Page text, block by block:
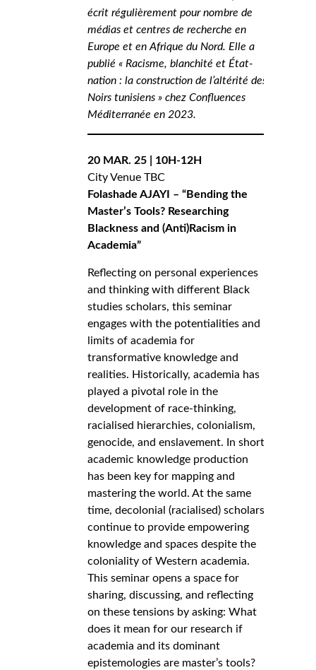
écrit régulièrement pour nombre de
médias et centres de recherche en
Europe et en Afrique du Nord. Elle a
publié « Racisme, blanchité et État-
nation : la construction de l’altérité des
Noirs tunisiens » chez Confluences
Méditerranée en 2023.
20 MAR. 25 | 10H-12H
City Venue TBC
Folashade AJAYI – “Bending the
Master’s Tools? Researching
Blackness and (Anti)Racism in
Academia”
Reflecting on personal experiences
and thinking with different Black
studies scholars, this seminar
engages with the potentialities and
limits of academia for
transformative knowledge and
realities. Historically, academia has
played a pivotal role in the
development of race-thinking,
racialised hierarchies, colonialism,
genocide, and enslavement. In short,
academic knowledge production
has been key for mapping and
mastering the world. At the same
time, decolonial (racialised) scholars
continue to provide empowering
knowledge and spaces despite the
coloniality of Western academia.
This seminar opens a space for
sharing, discussing, and reflecting
on these tensions by asking: What
does it mean for our research if
academia and its dominant
epistemologies are master’s tools?